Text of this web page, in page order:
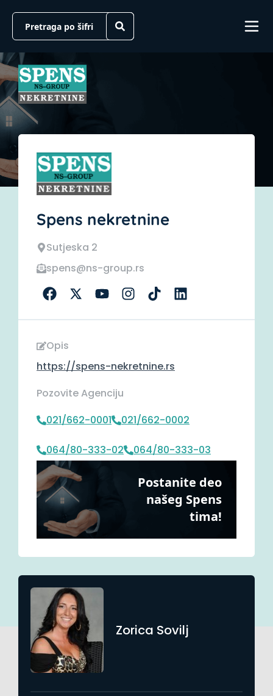
Spens nekretnine
Sutjeska 2
spens@ns-group.rs
Opis
https://spens-nekretnine.rs
Pozovite Agenciju
021/662-0001
021/662-0002
064/80-333-02 064/80-333-03
Postanite deo
našeg Spens
tima!
Zorica Sovilj